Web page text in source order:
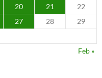
20 21
22
27 28
29
Feb »